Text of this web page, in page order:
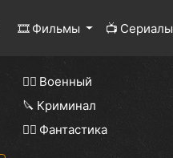
🎞 Фильмы 📺 Сериалы
👨‍✈️ Военный
🔪 Криминал
🧙‍♀️ Фантастика